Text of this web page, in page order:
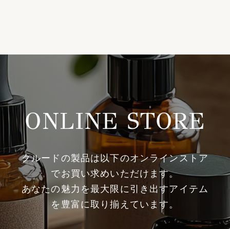
ONLINE STORE
クルードの製品は以下のオンラインストア
でお買い求めいただけます。
あなたの魅力を最大限に引き出すアイテム
を豊富に取り揃えています。